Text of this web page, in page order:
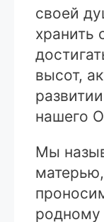
своей
хранить
высот,
нашего
Мы
родному